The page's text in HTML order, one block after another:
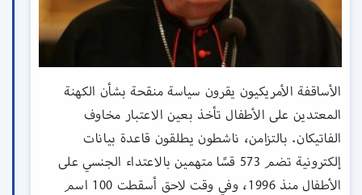
الأساقفة الأمريكيون يقرون سياسة منقحة بشأن الكهنة
المعتدين على الأطفال تأخذ بعين الاعتبار مخاوف
الفاتيكان. بالتزامن، ناشطون يطلقون قاعدة بيانات
إلكترونية تضم 573 قسًا متهمين بالاعتداء الجنسي على
الأطفال منذ 1996، وفي وقت لاحق أسقطت 100 اسم